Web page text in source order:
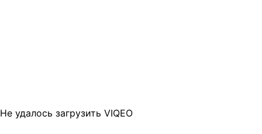
Не удалось загрузить VIQEO